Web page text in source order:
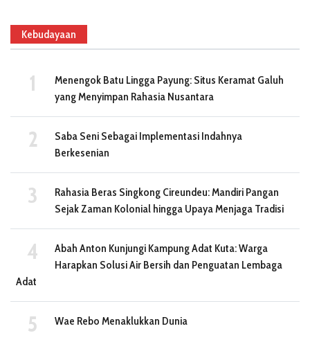
Kebudayaan
Menengok Batu Lingga Payung: Situs Keramat Galuh
yang Menyimpan Rahasia Nusantara
Saba Seni Sebagai Implementasi Indahnya
Berkesenian
Rahasia Beras Singkong Cireundeu: Mandiri Pangan
Sejak Zaman Kolonial hingga Upaya Menjaga Tradisi
Abah Anton Kunjungi Kampung Adat Kuta: Warga
Harapkan Solusi Air Bersih dan Penguatan Lembaga
Adat
Wae Rebo Menaklukkan Dunia